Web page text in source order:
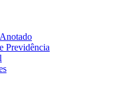
Previdência